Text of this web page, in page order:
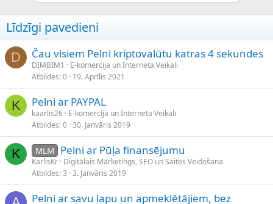
Līdzīgi pavedieni
D Čau visiem Pelni kriptovalūtu katras 4 sekundes
DIMBIM1
E-komercija un Interneta Veikali
Atbildes 0 19. Aprīlis 2021
K Pelni ar PAYPAL
kaarlis26 E-komercija un Interneta Veikali
Atbildes 0 30. Janvāris 2019
K MLM Pelni ar Pūļa finansējumu
KarlisKr Digitālais Mārketings, SEO un Saites Veidošana
Atbildes 3 3. Janvāris 2019
Pelni ar savu lapu un apmeklētājiem, bez